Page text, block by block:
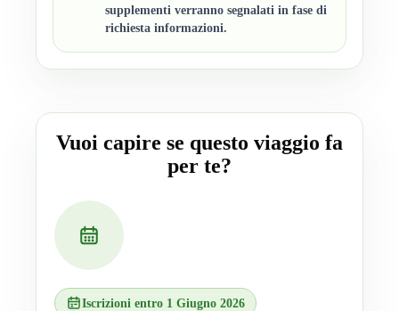
supplementi verranno segnalati in fase di
richiesta informazioni.
Vuoi capire se questo viaggio fa
per te?
Iscrizioni entro 1 Giugno 2026